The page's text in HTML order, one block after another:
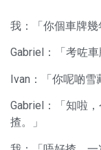
我：「你個車牌幾
Gabriel：「考咗
Ivan：「你呢啲雪
Gabriel：「知啦
揸。」